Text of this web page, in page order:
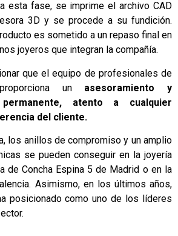
esta fase, se imprime el archivo CAD
3D y se procede a su fundición.
es sometido a un repaso final en
joyeros que integran la compañía.
que el equipo de profesionales de
un asesoramiento y
permanente, atento a cualquier
del cliente.
los anillos de compromiso y un amplio
se pueden conseguir en la joyería
de Concha Espina 5 de Madrid o en la
Asimismo, en los últimos años,
posicionado como uno de los líderes